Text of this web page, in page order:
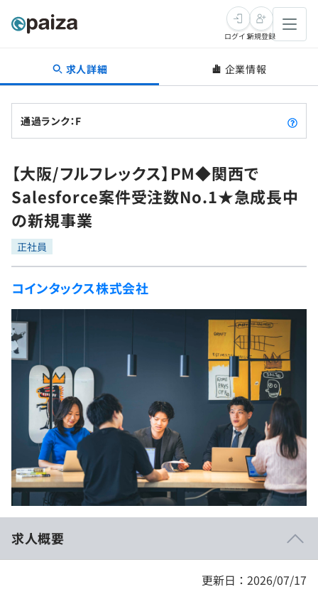
転職・キャリア
転職成功ガイド
転職エージェント
インタビュー
転職成功ガイド
新卒就活
求人検索
本選考
インターン
新卒エージェント
イベント・セミナー
インタビュー
就活成功ガイド
学習
問題集
4択課題
プラン
個人向けプラン
法人向けプラン
学校向けプラン
契約内容・クーポン
プログラミング言語
ゲーム・マンガ
Tech Team Journal
paizaとは？
ログイン新規登録
求人詳細 企業情報
通過ランク：F
【大阪/フルフレックス】PM◆関西で
Salesforce案件受注数No.1★急成長中
の新規事業
正社員
コインタックス株式会社
求人概要
更新日：2026/07/17